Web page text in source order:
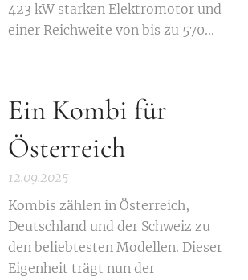
423 kW starken Elektromotor und
einer Reichweite von bis zu 570...
Ein Kombi für
Österreich
12.09.2025
Kombis zählen in Österreich,
Deutschland und der Schweiz zu
den beliebtesten Modellen. Dieser
Eigenheit trägt nun der